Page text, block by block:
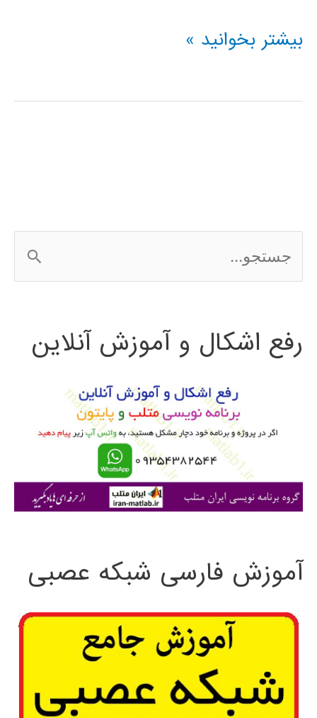
فیلم
فارسی
بیشتر بخوانید »
س
ج
ی
رفع اشکال و آموزش آنلاین
آموزش فارسی شبکه عصبی